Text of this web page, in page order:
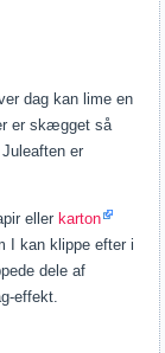
dag kan lime en
er skægget så
er
eller karton
I kan klippe efter i
dele af
effekt.